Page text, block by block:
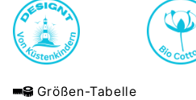
Größen-Tabelle